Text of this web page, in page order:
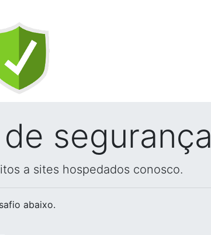
segurança
a sites hospedados conosco.
abaixo.